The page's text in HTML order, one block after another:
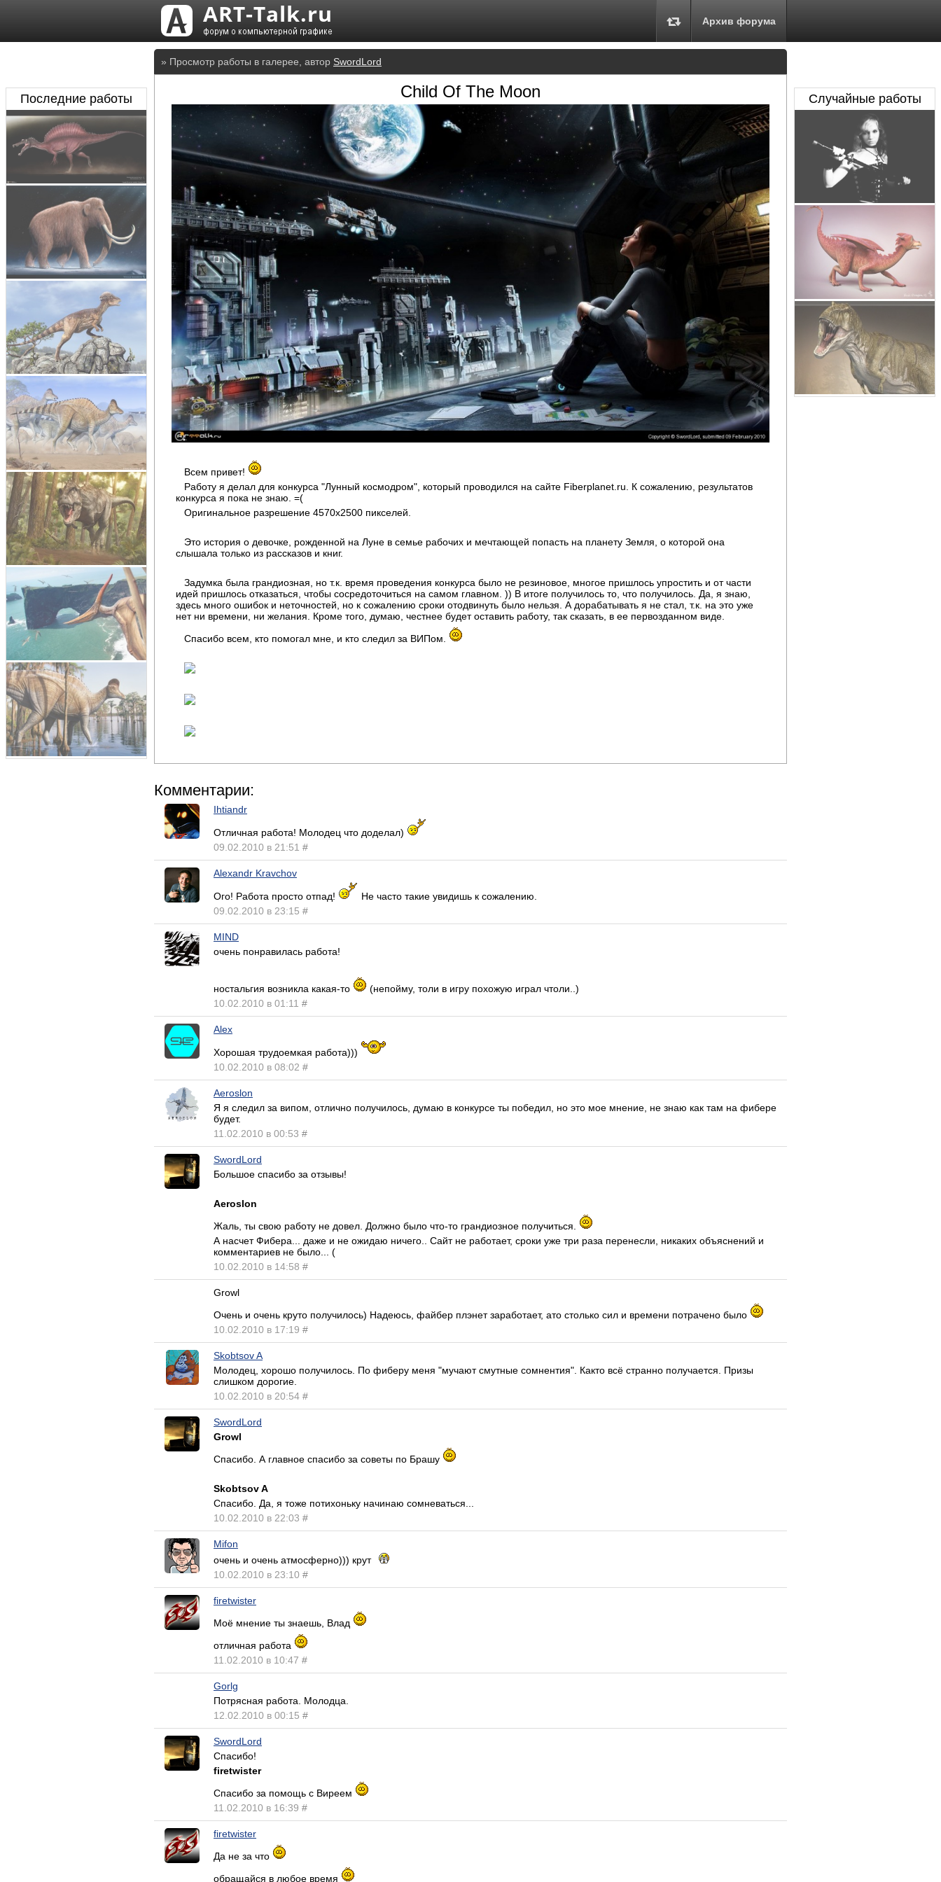
Архив форума
» Просмотр работы в галерее, автор SwordLord
Child Of The Moon
Всем привет!
Работу я делал для конкурса "Лунный космодром", который проводился на сайте Fiberplanet.ru. К сожалению, результатов
конкурса я пока не знаю. =(
Оригинальное разрешение 4570х2500 пикселей.
Это история о девочке, рожденной на Луне в семье рабочих и мечтающей попасть на планету Земля, о которой она
слышала только из рассказов и книг.
Задумка была грандиозная, но т.к. время проведения конкурса было не резиновое, многое пришлось упростить и от части
идей пришлось отказаться, чтобы сосредоточиться на самом главном. )) В итоге получилось то, что получилось. Да, я знаю,
здесь много ошибок и неточностей, но к сожалению сроки отодвинуть было нельзя. А дорабатывать я не стал, т.к. на это уже
нет ни времени, ни желания. Кроме того, думаю, честнее будет оставить работу, так сказать, в ее первозданном виде.
Спасибо всем, кто помогал мне, и кто следил за ВИПом.
Комментарии:
Ihtiandr
Отличная работа! Молодец что доделал)
09.02.2010 в 21:51 #
Alexandr Kravchov
Ого! Работа просто отпад!
Не часто такие увидишь к сожалению.
09.02.2010 в 23:15 #
MIND
очень понравилась работа!
ностальгия возникла какая-то
(непойму, толи в игру похожую играл чтоли..)
10.02.2010 в 01:11 #
Alex
Хорошая трудоемкая работа)))
10.02.2010 в 08:02 #
Aeroslon
Я я следил за випом, отлично получилось, думаю в конкурсе ты победил, но это мое мнение, не знаю как там на фибере
будет.
11.02.2010 в 00:53 #
SwordLord
Большое спасибо за отзывы!
Aeroslon
Жаль, ты свою работу не довел. Должно было что-то грандиозное получиться.
А насчет Фибера... даже и не ожидаю ничего.. Сайт не работает, сроки уже три раза перенесли, никаких объяснений и
комментариев не было... (
10.02.2010 в 14:58 #
Growl
Очень и очень круто получилось) Надеюсь, файбер плэнет заработает, ато столько сил и времени потрачено было
10.02.2010 в 17:19 #
Skobtsov A
Молодец, хорошо получилось. По фиберу меня "мучают смутные сомнентия". Както всё странно получается. Призы
слишком дорогие.
10.02.2010 в 20:54 #
SwordLord
Growl
Спасибо. А главное спасибо за советы по Брашу
Skobtsov A
Спасибо. Да, я тоже потихоньку начинаю сомневаться...
10.02.2010 в 22:03 #
Mifon
очень и очень атмосферно))) крут
10.02.2010 в 23:10 #
firetwister
Моё мнение ты знаешь, Влад
отличная работа
11.02.2010 в 10:47 #
Gorlg
Потрясная работа. Молодца.
12.02.2010 в 00:15 #
SwordLord
Спасибо!
firetwister
Спасибо за помощь с Виреем
11.02.2010 в 16:39 #
firetwister
Да не за что
обращайся в любое время
Последние работы Случайные работы